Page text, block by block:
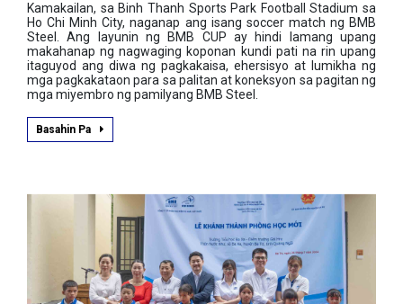
Kamakailan, sa Binh Thanh Sports Park Football Stadium sa
Ho Chi Minh City, naganap ang isang soccer match ng BMB
Steel. Ang layunin ng BMB CUP ay hindi lamang upang
makahanap ng nagwaging koponan kundi pati na rin upang
itaguyod ang diwa ng pagkakaisa, ehersisyo at lumikha ng
mga pagkakataon para sa palitan at koneksyon sa pagitan ng
mga miyembro ng pamilyang BMB Steel.
Basahin Pa